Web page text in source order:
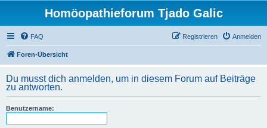
Homöopathieforum Tjado Galic
FAQ Anmelden
Registrieren
Foren-Übersicht
Du musst dich anmelden, um in diesem Forum auf Beiträge
zu antworten.
Benutzername: